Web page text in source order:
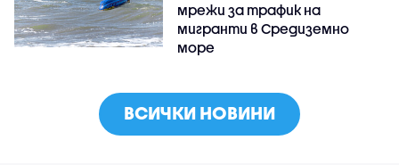
мрежи за трафик на
мигранти в Средиземно
море
ВСИЧКИ НОВИНИ